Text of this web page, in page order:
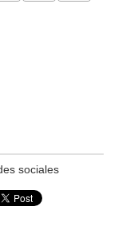
sociales